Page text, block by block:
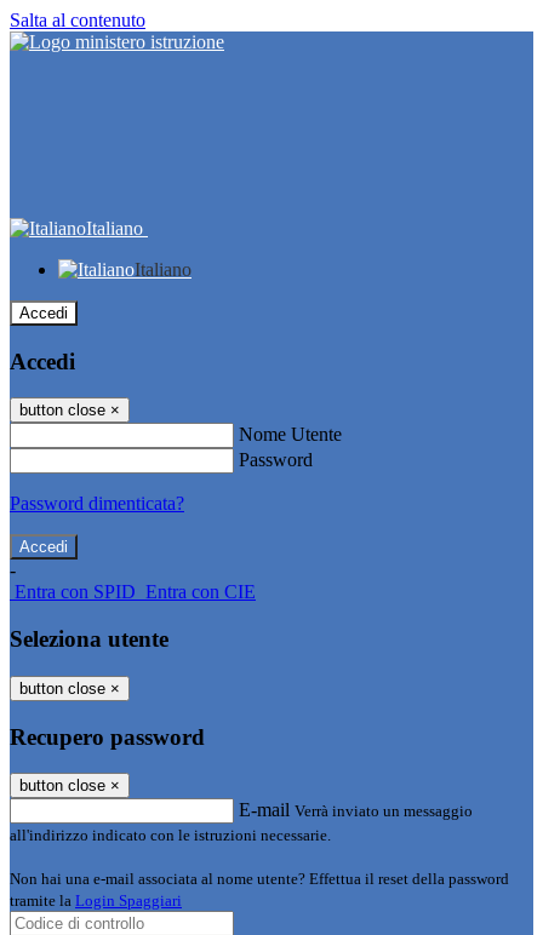
Salta al contenuto
Italiano
Italiano
Accedi
Accedi
button close ×
Nome Utente
Password
Password dimenticata?
-
Entra con SPID Entra con CIE
Seleziona utente
button close ×
Recupero password
button close ×
E-mail Verrà inviato un messaggio
all'indirizzo indicato con le istruzioni necessarie.
Non hai una e-mail associata al nome utente? Effettua il reset della password
tramite la Login Spaggiari